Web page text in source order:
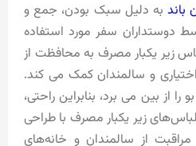
باندبه دلیل سبک بودن، جمع و
دوستداران سفر مورد استفاده
زیر یکبار مصرف به محافظت از
و سالمندان کمک می کند.
از بین می برد، بنابراین راحتی،
زیر یکبار مصرف با طراحی
از سالمندان و خانه‌های